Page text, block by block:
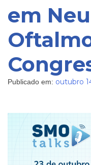
em
Publicado em: outubro